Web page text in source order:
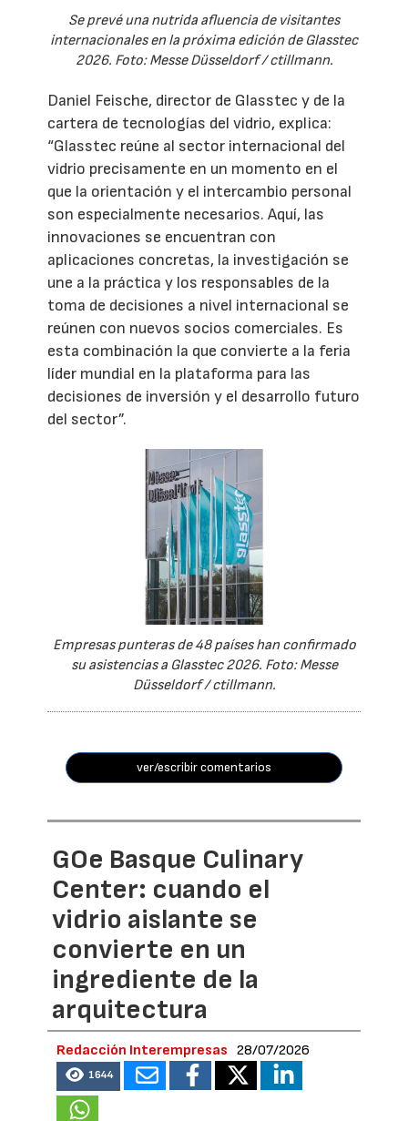
Se prevé una nutrida afluencia de visitantes
internacionales en la próxima edición de Glasstec
2026. Foto: Messe Düsseldorf / ctillmann.
Daniel Feische, director de Glasstec y de la
cartera de tecnologías del vidrio, explica:
“Glasstec reúne al sector internacional del
vidrio precisamente en un momento en el
que la orientación y el intercambio personal
son especialmente necesarios. Aquí, las
innovaciones se encuentran con
aplicaciones concretas, la investigación se
une a la práctica y los responsables de la
toma de decisiones a nivel internacional se
reúnen con nuevos socios comerciales. Es
esta combinación la que convierte a la feria
líder mundial en la plataforma para las
decisiones de inversión y el desarrollo futuro
del sector”.
Empresas punteras de 48 países han confirmado
su asistencias a Glasstec 2026. Foto: Messe
Düsseldorf / ctillmann.
ver/escribir comentarios
GOe Basque Culinary
Center: cuando el
vidrio aislante se
convierte en un
ingrediente de la
arquitectura
Redacción Interempresas 28/07/2026
1644